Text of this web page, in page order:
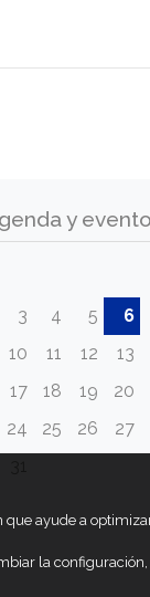
y
3
4 5 6
10
11 12 13
17
18 19 20
24
25 26 27
ayude a
la